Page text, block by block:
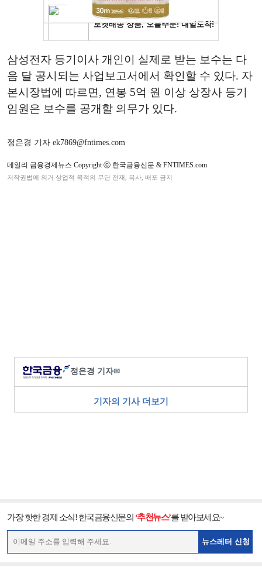
삼성전자 등기이사 개인이 실제로 받는 보수는 다
음 달 공시되는 사업보고서에서 확인할 수 있다. 자
본시장법에 따르면, 연봉 5억 원 이상 상장사 등기
임원은 보수를 공개할 의무가 있다.
정은경 기자 ek7869@fntimes.com
데일리 금융경제뉴스 Copyright ⓒ 한국금융신문 & FNTIMES.com
저작권법에 의거 상업적 목적의 무단 전재, 복사, 배포 금지
정은경 기자✉
기자의 기사 더보기
가장 핫한 경제 소식! 한국금융신문의 ‘추천뉴스’를 받아보세요~
뉴스레터 신청